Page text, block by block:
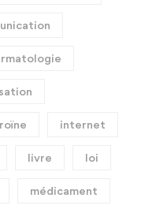
internet
livre loi
médicament